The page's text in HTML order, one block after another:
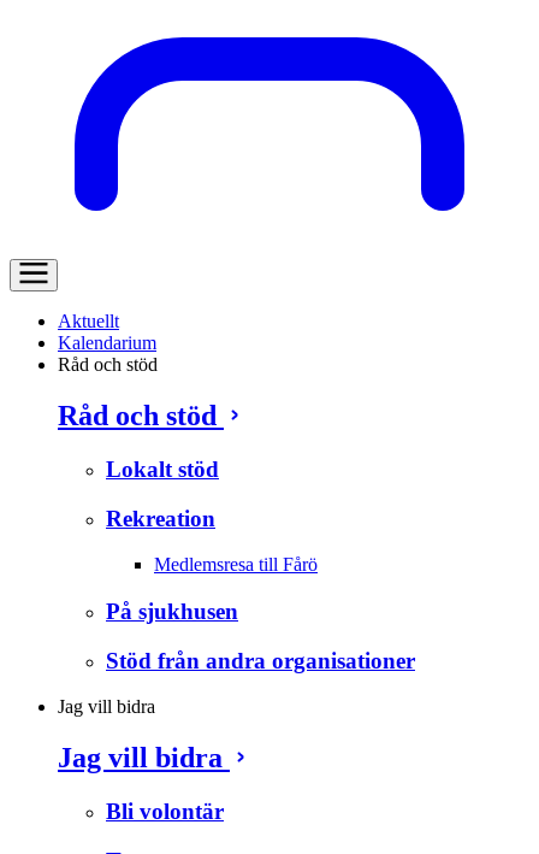
Aktuellt
Kalendarium
Råd och stöd
Råd och stöd
Lokalt stöd
Rekreation
Medlemsresa till Fårö
På sjukhusen
Stöd från andra organisationer
Jag vill bidra
Jag vill bidra
Bli volontär